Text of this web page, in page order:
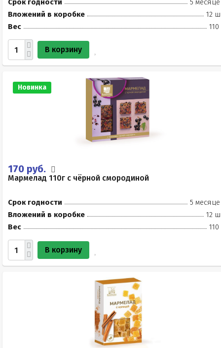
Срок годности
5
Вложений в коробке
12
Вес
110
В корзину
Новинка
170 руб.
Мармелад 110г с чёрной смородиной
Срок годности
5
Вложений в коробке
12
Вес
110
В корзину